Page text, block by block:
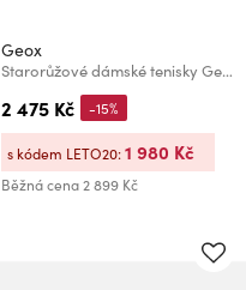
Geox
Starorůžové dámské tenisky Geox Spherica Plus
2 475 Kč
Běžná cena2 899 Kč
-15%
s kódem LETO20:1 980 Kč